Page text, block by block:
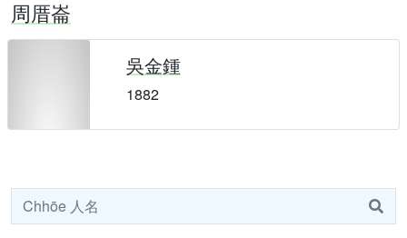
周厝崙
吳金鍾
1882